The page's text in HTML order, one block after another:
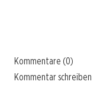
Kommentare (0)
Kommentar schreiben